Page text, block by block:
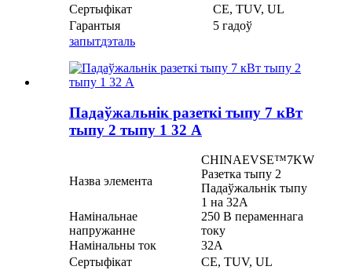
Сертыфікат
CE, TUV, UL
Гарантыя
5 гадоў
запытдэталь
Падаўжальнік разеткі тыпу 7 кВт
тыпу 2 тыпу 1 32 А
Назва элемента
CHINAEVSE™️7KW
Разетка тыпу 2
Падаўжальнік тыпу
1 на 32A
Намінальнае
напружанне
250 В пераменнага
току
Намінальны ток
32А
Сертыфікат
CE, TUV, UL